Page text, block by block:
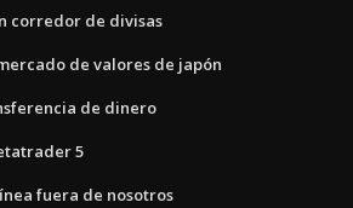
corredor de divisas
de valores de japón
de dinero
5
fuera de nosotros